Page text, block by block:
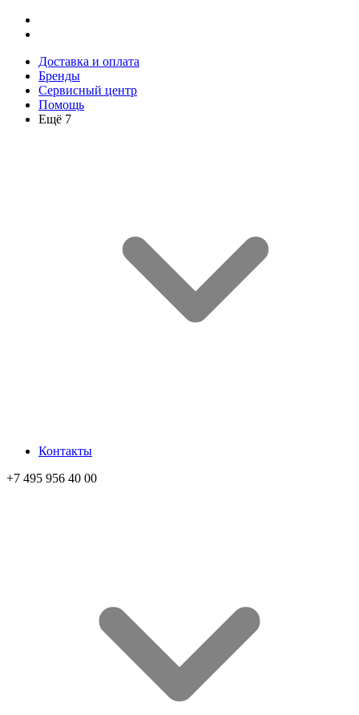
Доставка и оплата
Бренды
Сервисный центр
Помощь
Ещё 7
Контакты
+7 495 956 40 00